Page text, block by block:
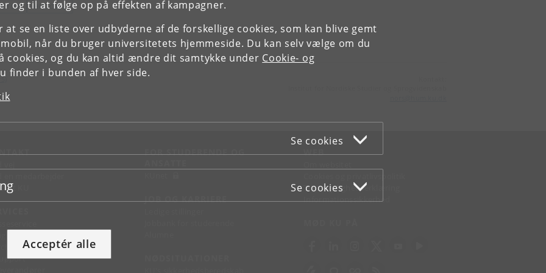
og til at følge op på effekten af kampagner.
at se en liste over udbyderne af de forskellige cookies, som kan blive gemt
når du bruger universitetets hjemmeside. Du kan selv vælge om du
cookies, og du kan altid ændre dit samtykke under Cookie- og
finder i bunden af hver side.
Se cookies
Se cookies
Acceptér alle
HISTORIE
KU
FOR STUDERENDE OG
JOB OG KARRIERE
WEB
Tilgængelighedserklæring
Informationssikkerhed